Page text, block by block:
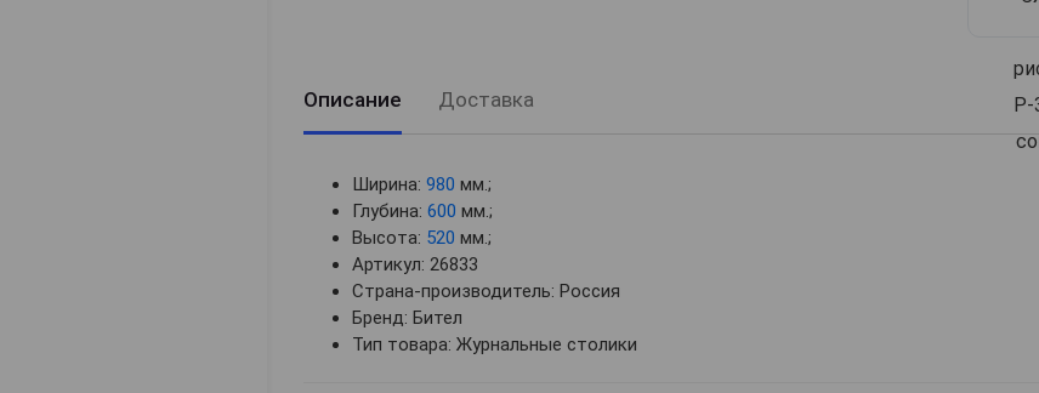
Описание Доставка
Ширина: 980 мм.;
Глубина: 600 мм.;
Высота: 520 мм.;
Артикул: 26833
Страна-производитель: Россия
Бренд: Бител
Тип товара: Журнальные столики